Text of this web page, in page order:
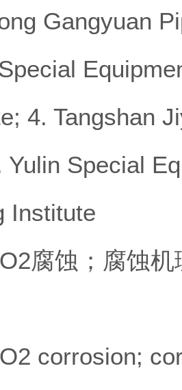
Gangyuan
4. Tangshan
Yulin Special
Institute
腐蚀；腐蚀
corrosion;